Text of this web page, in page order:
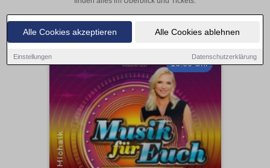
Alle Cookies akzeptieren Alle Cookies ablehnen
Einstellungen Datenschutzerklärung
16:00 Uhr